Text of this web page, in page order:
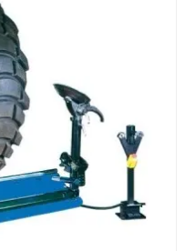
удобный вариант
оборудование и
в шапке сайта
обратного звонка.
и СНГ
разные города и